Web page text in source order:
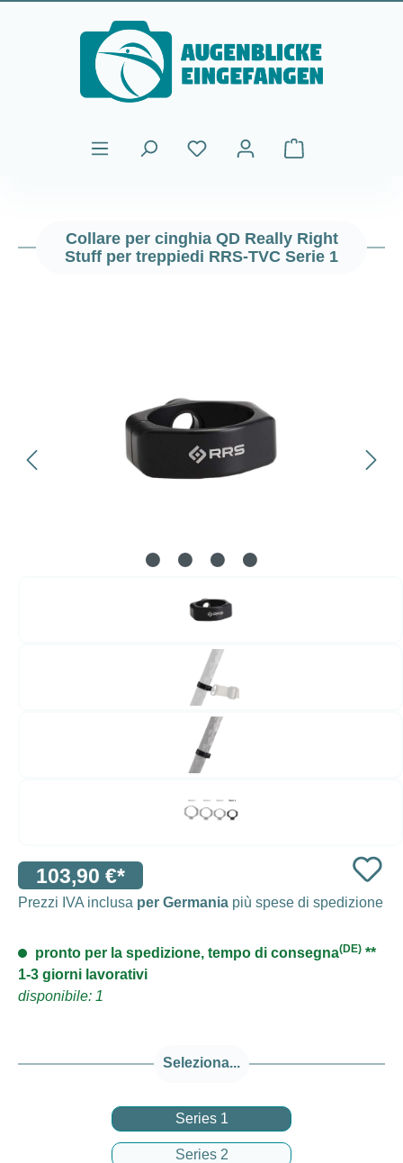
Passa al contenuto principale
Il carrello
Collare per cinghia QD Really Right
Stuff per treppiedi RRS-TVC Serie 1
103,90 €*
Prezzi IVA inclusa per Germania più spese di spedizione
pronto per la spedizione, tempo di consegna(DE) **
1-3 giorni lavorativi
disponibile: 1
Seleziona...
Series 1
Series 2